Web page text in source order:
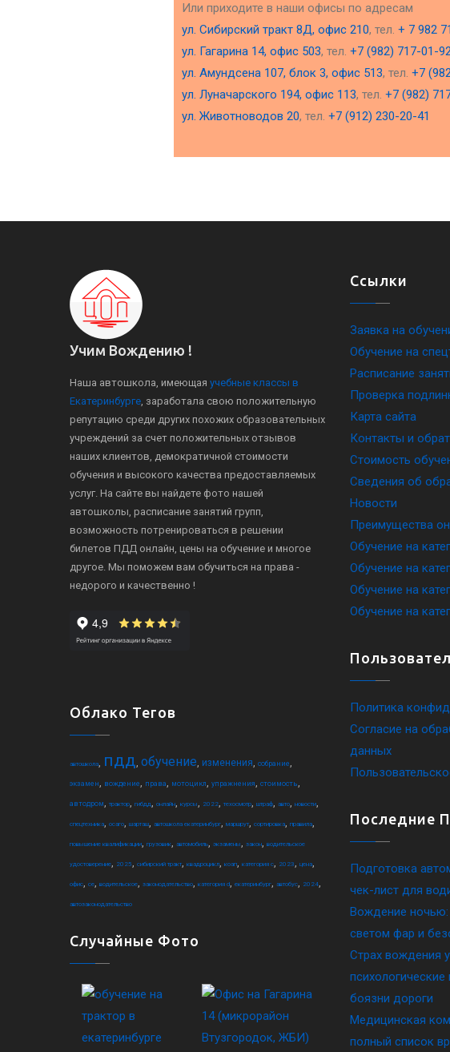
Или приходите в наши офисы по адресам
ул. Сибирский тракт 8Д, офис 210, тел. + 7 982
ул. Гагарина 14, офис 503, тел. +7 (982) 717-01-
ул. Амундсена 107, блок 3, офис 513, тел. +7
ул. Луначарского 194, офис 113, тел. +7 (982)
ул. Животноводов 20, тел. +7 (912) 230-20-41
Учим Вождению !
Наша автошкола, имеющая учебные классы в
Екатеринбурге, заработала свою положительную
репутацию среди других похожих образовательных
учреждений за счет положительных отзывов
наших клиентов, демократичной стоимости
обучения и высокого качества предоставляемых
услуг. На сайте вы найдете фото нашей
автошколы, расписание занятий групп,
возможность потренироваться в решении
билетов ПДД онлайн, цены на обучение и многое
другое. Мы поможем вам обучиться на права -
недорого и качественно !
Облако Тегов
автошкола, пдд, обучение, изменения, собрание,
экзамен, вождение, права, мотоцикл, упражнения, стоимость,
автодром, трактор, гибдд, онлайн, курсы, 2022, техосмотр, штраф, авто, новости,
спецтехника, осаго, шарташ, автошкола екатеринбург, маршрут, сортировка, правила,
повышение квалификации, грузовик, автомобиль, экзамены, закон, водительское
удостоверение, 2025, сибирский тракт, квадроцикл, коап, категория c, 2023, цена,
офис, ce, водительское, законодательство, категория d, екатеринбург, автобус, 2024,
автозаконодательство
Случайные Фото
Ссылки
Заявка на
Обучение на
Расписание
Проверка
Карта сайта
Контакты и
Стоимость
Сведения об
Новости
Преимущества
Обучение на
Обучение на
Обучение на
Обучение на
Политика
Согласие на
данных
Последние
Подготовка
чек-лист для
Вождение ночью:
светом фар и
Страх вождения
боязни дороги
Медицинская
полный список